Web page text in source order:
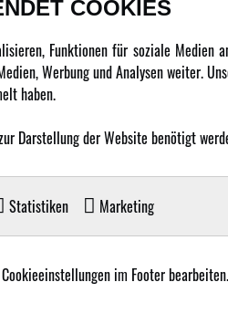
LANGUAGE
COOKIES
Funktionen für soziale
Werbung und Analysen weiter.
haben.
Darstellung der Website benötigt
Statistiken Marketing
im Footer bearbeiten.